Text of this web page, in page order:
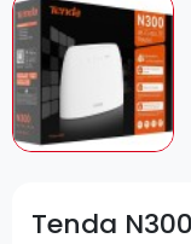
Tenda